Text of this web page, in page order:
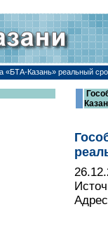
«БТА-Казань» реальный